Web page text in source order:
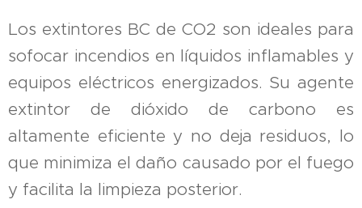
Los extintores BC de CO2 son ideales para
sofocar incendios en líquidos inflamables y
equipos eléctricos energizados. Su agente
extintor de dióxido de carbono es
altamente eficiente y no deja residuos, lo
que minimiza el daño causado por el fuego
y facilita la limpieza posterior.